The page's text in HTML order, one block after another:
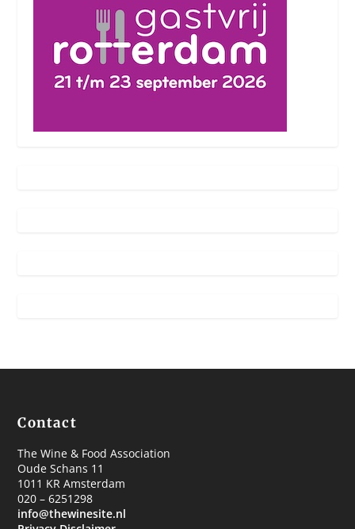
Contact
The Wine & Food Association
Oude Schans 11
1011 KR Amsterdam
020 – 6251298
info@thewinesite.nl